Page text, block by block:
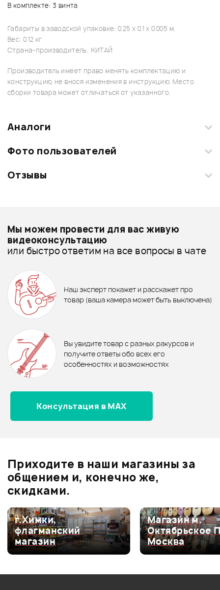
В комплекте: 3 винта
Габариты в заводской упаковке: 0.25 x 0.1 x 0.005 м.
Вес: 0.12 кг
Страна-производитель: КИТАЙ
Производитель имеет право менять комплектацию и
конструкцию, не внося изменения в инструкцию. Место
сборки товара может отличаться от указанного.
Аналоги
7%
377 ₽ 405 ₽
ШАЙБА-ОСНОВАНИЕ
ПЕРЕКЛЮЧАТЕЛЯ SCHALLER
15200800
В корзину
363 ₽ 390 ₽
ПЛАТА ДЛЯ ТЕМБРОБЛОКА
Фото пользователей
Загрузите свои фотографии купленного товара и получите
Отзывы
Отзывы
0.0
Оценка5
Оценка4
Оценка1
Разная гитарная фурнитура - дешевле
Разная гитарная фурнитура - дороже
Разная гитарная фурнитура - новинки
Мой отзыв о товаре
Ваша оценка:
Впечатления о товаре:
Мы можем провести для вас живую
видеоконсультацию
или быстро ответим на все вопросы в чате
Наш эксперт покажет и расскажет про
товар (ваша камера может быть выключена)
Вы увидите товар с разных ракурсов и
получите ответы обо всех его
особенностях и возможностях
Консультация в MAX
Приходите в наши магазины за
общением и, конечно же,
скидками.
г.Химки,
флагманский
магазин
Магазин м.
Октябрьское
Москва